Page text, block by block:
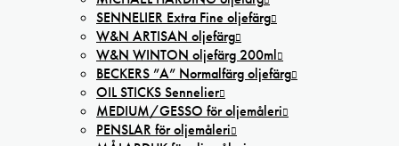
SENNELIER Extra Fine oljefärg
W&N ARTISAN oljefärg
W&N WINTON oljefärg 200ml
BECKERS ”A” Normalfärg oljefärg
OIL STICKS Sennelier
MEDIUM/GESSO för oljemåleri
PENSLAR för oljemåleri